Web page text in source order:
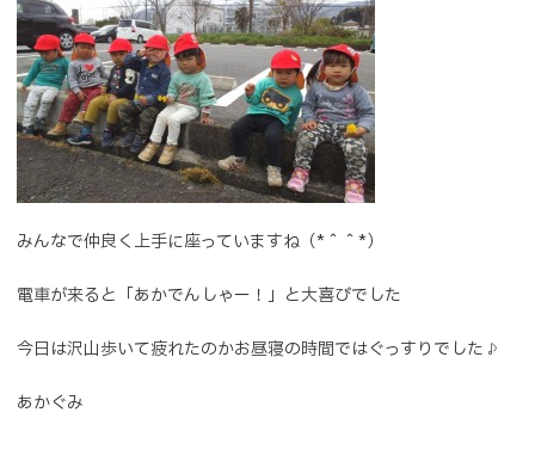
みんなで仲良く上手に座っていますね（*＾＾*）
電車が来ると「あかでんしゃー！」と大喜びでした
今日は沢山歩いて疲れたのかお昼寝の時間ではぐっすりでした♪
あかぐみ